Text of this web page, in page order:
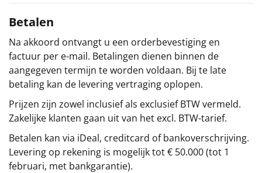
Betalen
Na akkoord ontvangt u een orderbevestiging en
factuur per e-mail. Betalingen dienen binnen de
aangegeven termijn te worden voldaan. Bij te late
betaling kan de levering vertraging oplopen.
Prijzen zijn zowel inclusief als exclusief BTW vermeld.
Zakelijke klanten gaan uit van het excl. BTW-tarief.
Betalen kan via iDeal, creditcard of bankoverschrijving.
Levering op rekening is mogelijk tot € 50.000 (tot 1
februari, met bankgarantie).